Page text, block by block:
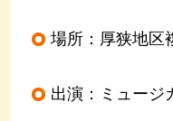
場所：厚狭地区
出演：ミュージ